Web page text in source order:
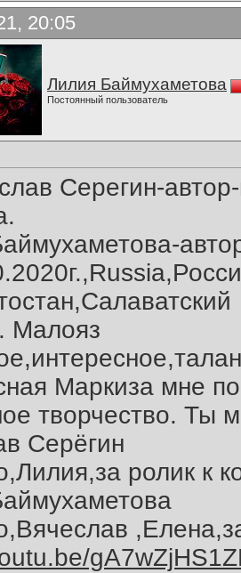
20:05
Лилия Баймухаметова
Постоянный пользователь
Серегин-
Малояз
Маркиза мне
творчество. Ты
Серёгин
ролик к